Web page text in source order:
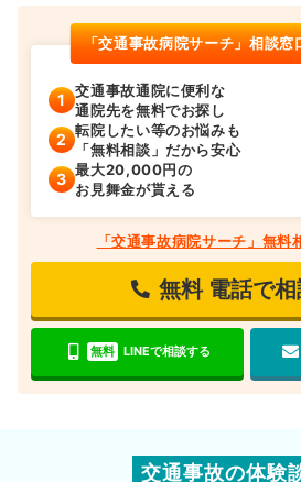
「交通事故病院サーチ」相談
交通事故通院に便利な
通院先を無料でお探し
転院したい等のお悩みも
「無料相談」だから安心
最大20,000円の
お見舞金が貰える
「交通事故病院サーチ」無料
無料 電話で
無料 LINEで相談する
交通事故の体験